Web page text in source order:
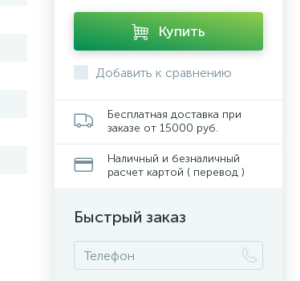
Купить
Добавить к сравнению
Бесплатная доставка при
заказе от 15000 руб.
Наличный и безналичный
расчет картой ( перевод )
Быстрый заказ